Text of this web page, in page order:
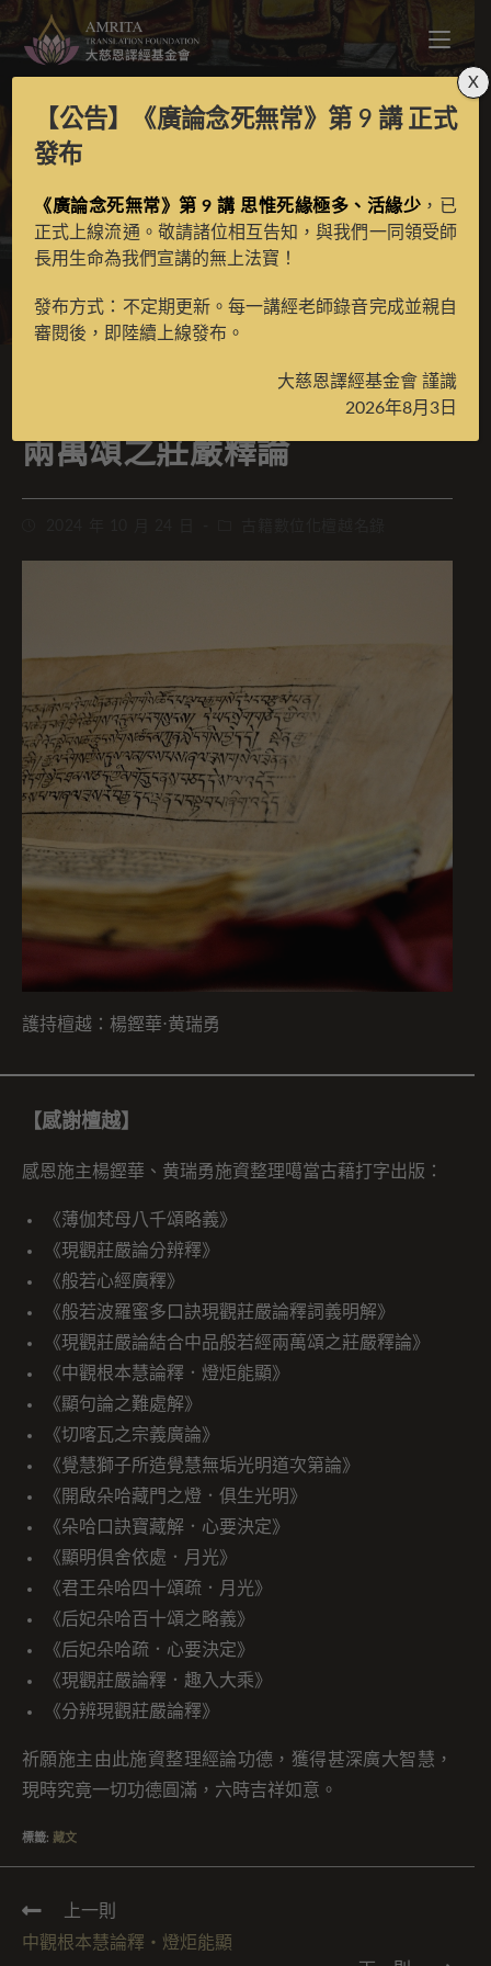
現觀莊嚴論結合中品般
若經兩萬頌之莊嚴釋論
現觀莊嚴論結合中品般若經
兩萬頌之莊嚴釋論
護持檀越：楊鏗華⋅黄瑞勇
【感謝檀越】
感恩施主楊鏗華、黄瑞勇施資整理噶當古藉打字出版：
《薄伽梵母八千頌略義》
《現觀莊嚴論分辨釋》
《般若心經廣釋》
《般若波羅蜜多口訣現觀莊嚴論釋詞義明解》
《現觀莊嚴論結合中品般若經兩萬頌之莊嚴釋論》
《中觀根本慧論釋．燈炬能顯》
《顯句論之難處解》
《切喀瓦之宗義廣論》
《覺慧獅子所造覺慧無垢光明道次第論》
《開啟朵哈藏門之燈．俱生光明》
《朵哈口訣寶藏解．心要決定》
《顯明俱舍依處．月光》
《君王朵哈四十頌疏．月光》
《后妃朵哈百十頌之略義》
《后妃朵哈疏．心要決定》
《現觀莊嚴論釋．趣入大乘》
《分辨現觀莊嚴論釋》
祈願施主由此施資整理經論功德，獲得甚深廣大智慧，
現時究竟一切功德圓滿，六時吉祥如意。
標籤: 藏文
上一則
中觀根本慧論釋・燈炬能顯
【公告】 《廣論念死無常》第 9 講正式
發布
《廣論念死無常》第 9 講 思惟死緣極多、活緣少 ，已
正式上線流通。敬請諸位相互告知，與我們一同領受師
長用生命為我們宣講的無上法寶！
發布方式：不定期更新。每一講經老師錄音完成並親自
審閱後，即陸續上線發布。
大慈恩譯經基金會 謹識
2026年8月3日
X